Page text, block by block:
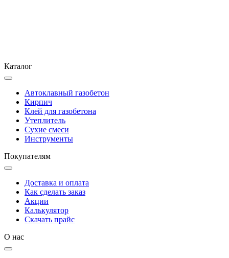
Каталог
Автоклавный газобетон
Кирпич
Клей для газобетона
Утеплитель
Сухие смеси
Инструменты
Покупателям
Доставка и оплата
Как сделать заказ
Акции
Калькулятор
Скачать прайс
О нас